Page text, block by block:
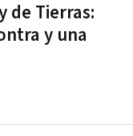
de Tierras:
y una